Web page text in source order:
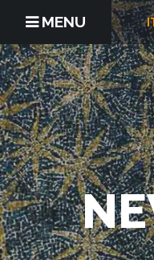
MENU